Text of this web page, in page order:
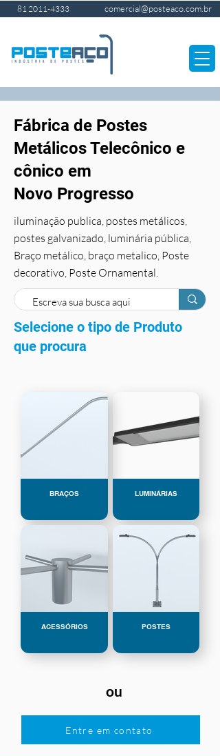
81 2011-4333 comercial@posteaco.com.br
Fábrica de Postes
Metálicos Telecônico e
cônico em
Novo Progresso
iluminação publica, postes metálicos,
postes galvanizado, luminária pública,
Braço metálico, braço metalico, Poste
decorativo, Poste Ornamental.
Selecione o tipo de Produto
que procura
BRAÇOS LUMINÁRIAS
ACESSÓRIOS POSTES
ou
Entre em contato